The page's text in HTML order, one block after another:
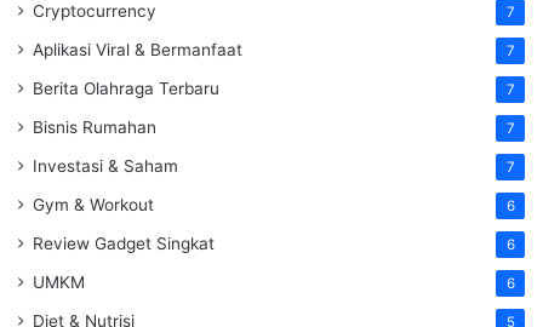
Cryptocurrency 7
Aplikasi Viral & Bermanfaat 7
Berita Olahraga Terbaru 7
Bisnis Rumahan 7
Investasi & Saham 7
Gym & Workout 6
Review Gadget Singkat 6
UMKM 6
Diet & Nutrisi 5